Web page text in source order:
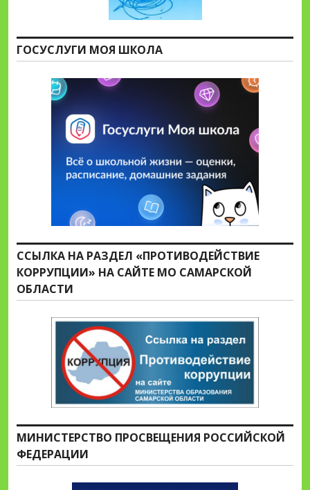
ГОСУСЛУГИ МОЯ ШКОЛА
ССЫЛКА НА РАЗДЕЛ «ПРОТИВОДЕЙСТВИЕ
КОРРУПЦИИ» НА САЙТЕ МО САМАРСКОЙ
ОБЛАСТИ
МИНИСТЕРСТВО ПРОСВЕЩЕНИЯ РОССИЙСКОЙ
ФЕДЕРАЦИИ